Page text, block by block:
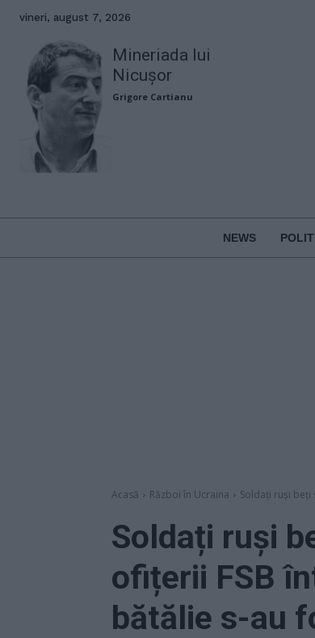
vineri, august 7, 2026
Mineriada lui
Nicușor
Grigore Cartianu
NEWS
Acasă Război în Ucraina Soldați ruși beți
Soldați ruși
ofițerii FSB
bătălie s-au